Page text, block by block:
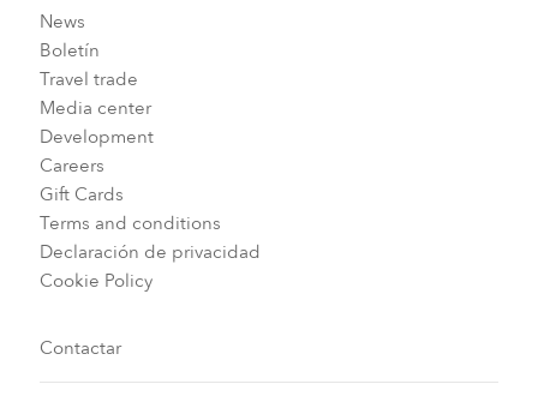
News
Boletín
Travel trade
Media center
Development
Careers
Gift Cards
Terms and conditions
Declaración de privacidad
Cookie Policy
Contactar